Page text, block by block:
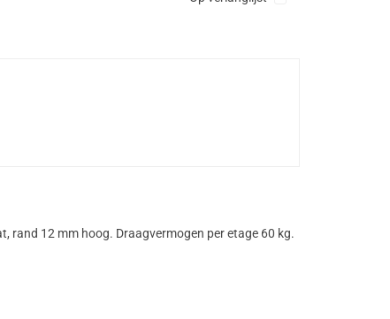
rand 12 mm hoog. Draagvermogen per etage 60 kg.